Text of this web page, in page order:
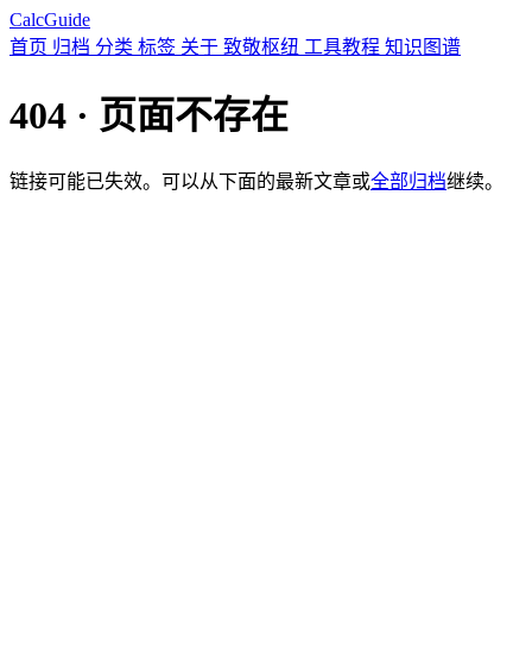
CalcGuide
首页 归档 分类 标签 关于 致敬枢纽 工具教程 知识图谱
404 · 页面不存在
链接可能已失效。可以从下面的最新文章或全部归档继续。